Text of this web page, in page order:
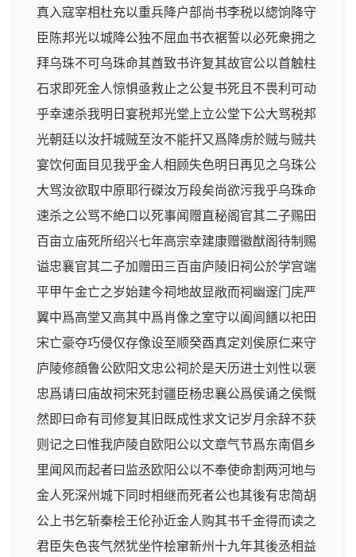
真入寇宰相杜充以重兵降户部尚书李税以緫饷降守
臣陈邦光以城降公独不屈血书衣裾誓以必死衆拥之
拜乌珠不可乌珠命其酋致书许复其故官公以首触柱
石求即死金人惊惧亟救止之公复书死且不畏利可动
乎幸速杀我明日宴税邦光堂上立公堂下公大骂税邦
光朝廷以汝扞城贼至汝不能扞又爲降虏於贼与贼共
宴饮何面目见我乎金人相顾失色明日再见之乌珠公
大骂汝欲取中原耶行磔汝万段矣尚欲污我乎乌珠命
速杀之公骂不絶口以死事闻赠直秘阁官其二子赐田
百亩立庙死所绍兴七年高宗幸建康赠徽猷阁待制赐
谥忠襄官其二子加赠田三百亩庐陵旧祠公於学宫端
平甲午金亡之岁始建今祠地故显敞而祠幽邃门庑严
翼中爲高堂又高其中爲肖像之室守以阖闾饍以祀田
宋亡豪夺巧侵仅存像设至顺癸酉真定刘侯原仁来守
庐陵修顔鲁公欧阳文忠公祠於是天历进士刘性以褒
忠爲请曰庙故祠宋死封疆臣杨忠襄公爲侯诵之侯慨
然即曰命有司修复其旧既成性求文记岁月余辞不获
则记之曰惟我庐陵自欧阳公以文章气节爲东南倡乡
里闻风而起者曰监丞欧阳公以不奉使命割两河地与
金人死深州城下同时相继而死者公也其後有忠简胡
公上书乞斩秦桧王伦孙近金人购其书千金得而读之
君臣失色丧气然犹坐忤桧窜新州十九年其後丞相益